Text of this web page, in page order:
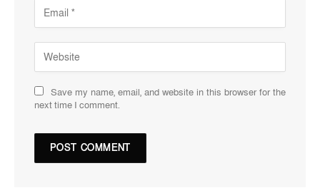
Save my name, email, and website in this browser for the
next time I comment.